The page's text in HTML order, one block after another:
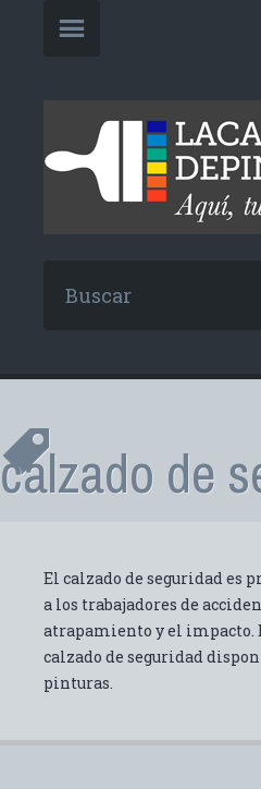
calzado de
El calzado de seguridad es
a los trabajadores de
atrapamiento y el impacto.
calzado de seguridad
pinturas.